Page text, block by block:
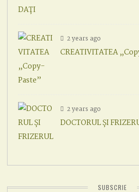
2 years ago
CREATIVITATEA
2 years ago
DOCTORUL ȘI
SUBSCRIE